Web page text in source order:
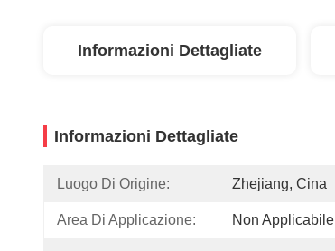
Informazioni Dettagliate
Informazioni Dettagliate
Luogo Di Origine: Zhejiang, Cina
Area Di Applicazione: Non Applicabile